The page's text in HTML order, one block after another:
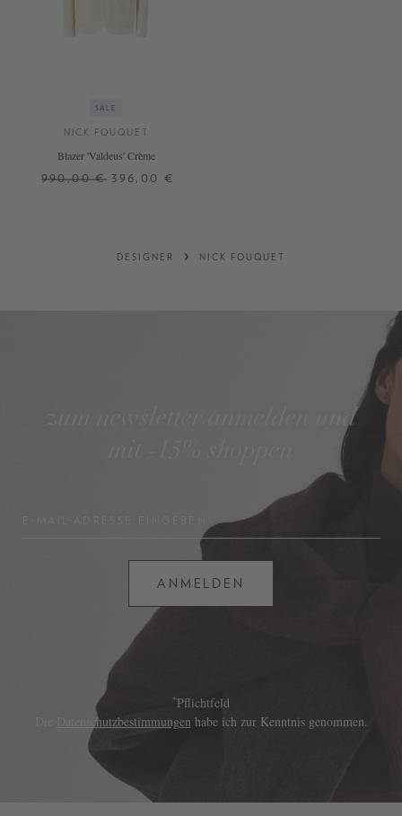
SALE
NICK FOUQUET
Blazer 'Valdeus' Crème
990,00 € 396,00 €
DESIGNER NICK FOUQUET
zum newsletter anmelden und
ANMELDEN
*Pflichtfeld
Datenschutzbestimmungen habe ich zur Kenntnis genommen.